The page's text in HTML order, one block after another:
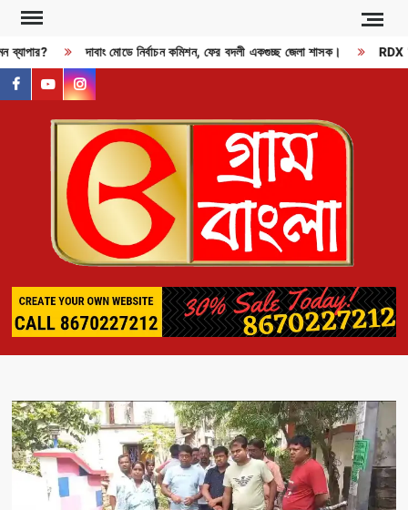
Skip
content
দাবাং মোডে নির্বাচন কমিশন, ফের বদলী একগুচ্ছ জেলা শাসক। RDX
facebook
youtubeinstagram